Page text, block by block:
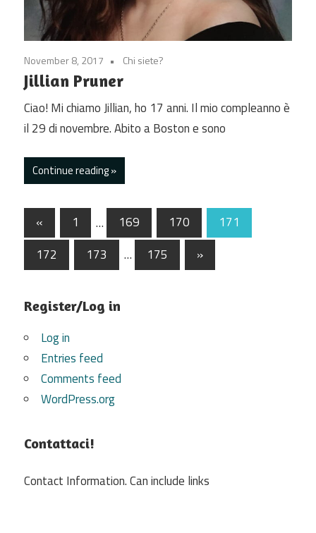
November 8, 2017 Chi siete?
Jillian Pruner
Ciao! Mi chiamo Jillian, ho 17 anni. Il mio compleanno è
il 29 di novembre. Abito a Boston e sono
Continue reading
Posts
pagination
« Previous
Posts
1 … 169 170
171
172
173 … 175
Next
Posts
»
Register/Log in
Log in
Entries feed
Comments feed
WordPress.org
Contattaci!
Contact Information. Can include links